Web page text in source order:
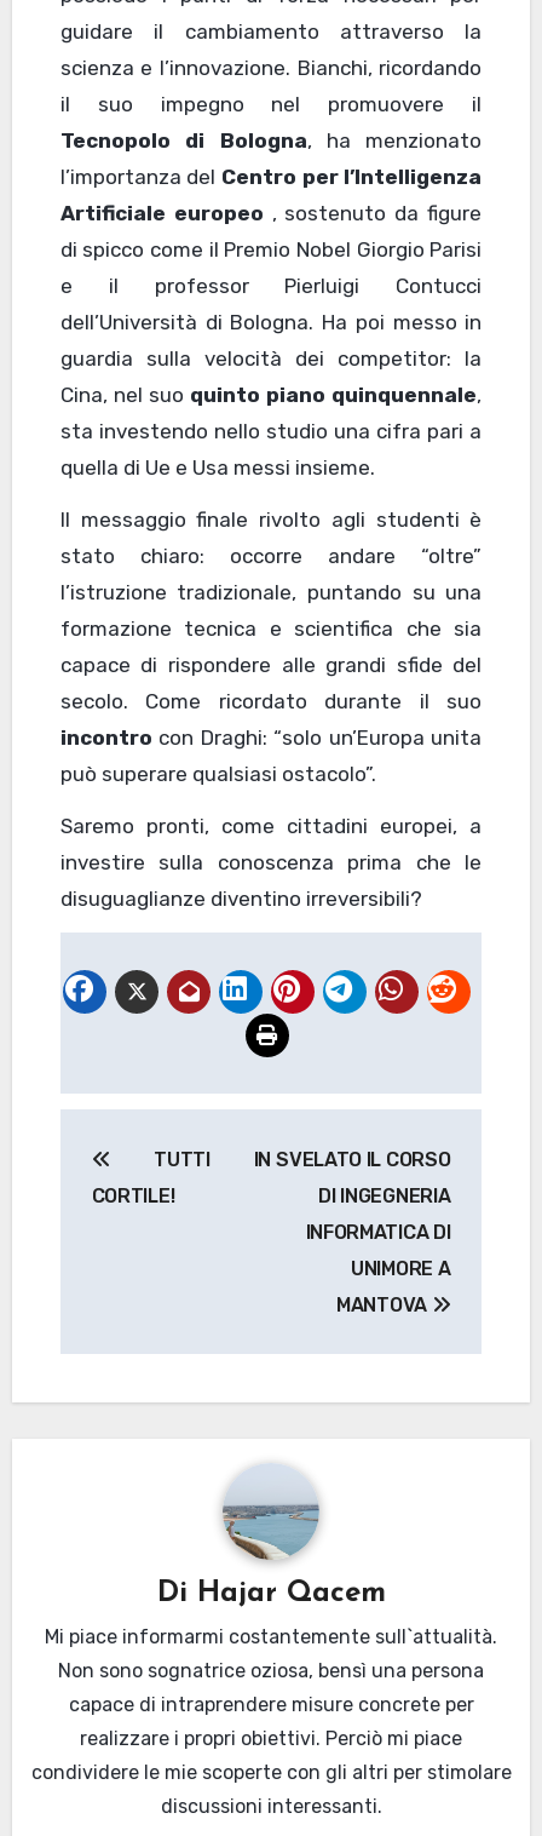
guidare il cambiamento attraverso la
scienza e l’innovazione. Bianchi, ricordando
il suo impegno nel promuovere il
Tecnopolo di Bologna, ha menzionato
l’importanza del Centro per l’Intelligenza
Artificiale europeo , sostenuto da figure
di spicco come il Premio Nobel Giorgio Parisi
e il professor Pierluigi Contucci
dell’Università di Bologna. Ha poi messo in
guardia sulla velocità dei competitor: la
Cina, nel suo quinto piano quinquennale,
sta investendo nello studio una cifra pari a
quella di Ue e Usa messi insieme.
Il messaggio finale rivolto agli studenti è
stato chiaro: occorre andare “oltre”
l’istruzione tradizionale, puntando su una
formazione tecnica e scientifica che sia
capace di rispondere alle grandi sfide del
secolo. Come ricordato durante il suo
incontro con Draghi: “solo un’Europa unita
può superare qualsiasi ostacolo”.
Saremo pronti, come cittadini europei, a
investire sulla conoscenza prima che le
disuguaglianze diventino irreversibili?
articoli
TUTTI IN
CORTILE!
SVELATO IL CORSO
DI INGEGNERIA
INFORMATICA DI
UNIMORE A
MANTOVA
Di Hajar Qacem
Mi piace informarmi costantemente sull`attualità.
Non sono sognatrice oziosa, bensì una persona
capace di intraprendere misure concrete per
realizzare i propri obiettivi. Perciò mi piace
condividere le mie scoperte con gli altri per stimolare
discussioni interessanti.